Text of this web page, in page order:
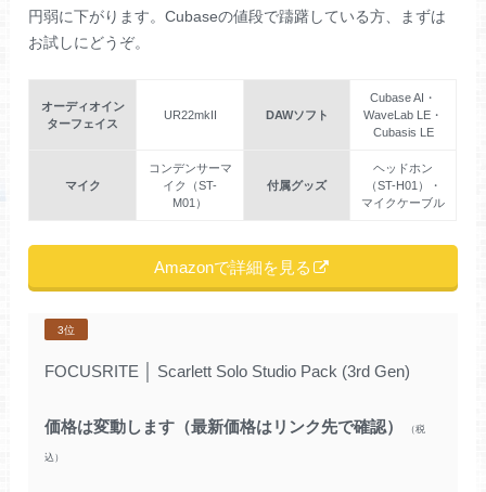
円弱に下がります。Cubaseの値段で躊躇している方、まずは
お試しにどうぞ。
オーディオイン
ターフェイス
UR22mkII DAWソフト
Cubase AI・
WaveLab LE・
Cubasis LE
マイク
コンデンサーマ
イク（ST-
M01）
付属グッズ
ヘッドホン
（ST-H01）・
マイクケーブル
Amazonで詳細を見る
3位
FOCUSRITE Scarlett Solo Studio Pack (3rd Gen)
価格は変動します（最新価格はリンク先で確認）